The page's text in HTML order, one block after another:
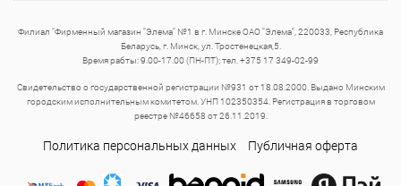
Филиал "Фирменный магазин "Элема" №1 в г. Минске ОАО "Элема", 220033, Республика
Беларусь, г. Минск, ул. Тростенецкая,5.
Время рабты: 9.00-17.00 (ПН-ПТ); тел. +375 17 349-02-99
Свидетельство о государственной регистрации №931 от 18.08.2000. Выдано Минским
городским исполнительным комитетом. УНП 102350354. Регистрация в торговом
реестре №46658 от 26.11.2019.
Политика персональных данных Публичная оферта